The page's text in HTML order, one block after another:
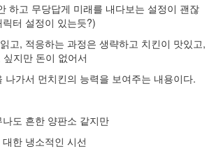
하고 무당답게 미래를 내다보는 설정이 괜잖
터 설정이 있는듯?)
고, 적응하는 과정은 생략하고 치킨이 맛있고,
지만 돈이 없어서
나가서 먼치킨의 능력을 보여주는 내용이다.
도 흔한 양판소 같지만
한 냉소적인 시선